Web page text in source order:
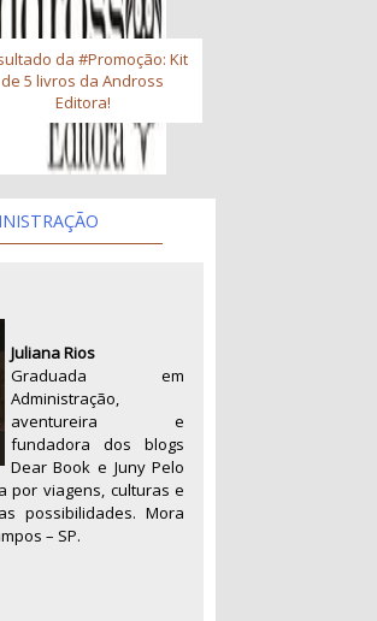
da #Promoção: Kit
de 5 livros da Andross
Editora!
Juliana Rios
Graduada em
Administração,
aventureira e
fundadora dos blogs
Dear Book e Juny Pelo
por viagens, culturas e
possibilidades. Mora
– SP.